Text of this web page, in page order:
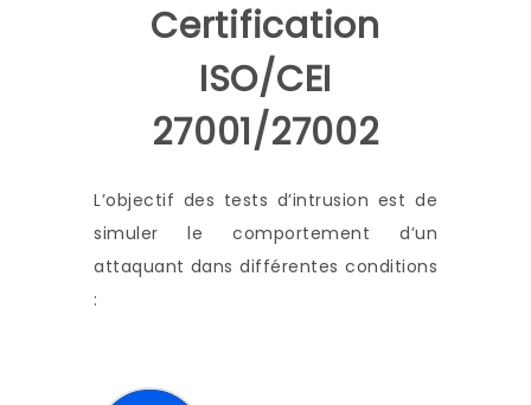
Certification
ISO/CEI
27001/27002
L’objectif des tests d’intrusion est de
simuler le comportement d’un
attaquant dans différentes conditions
: